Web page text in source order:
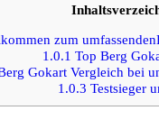
zum
1.0.1 Top Berg
Gokart Vergleich bei
1.0.3 Testsieger